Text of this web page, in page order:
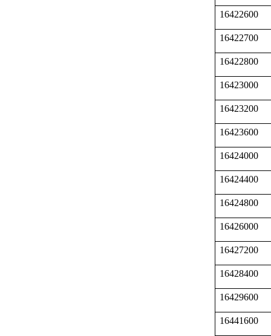
16422600
16422700
16422800
16423000
16423200
16423600
16424000
16424400
16424800
16426000
16427200
16428400
16429600
16441600